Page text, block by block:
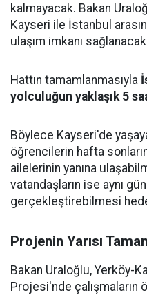
kalmayacak. Bakan
Kayseri ile İstanbul
ulaşım imkanı
Hattın tamamlanmasıyla
yolculuğun yaklaşık 5
Böylece Kayseri'de
öğrencilerin hafta
ailelerinin yanına
vatandaşların ise aynı
gerçekleştirebilmesi
Projenin Yarısı
Bakan Uraloğlu, Yerköy-
Projesi'nde çalışmaların